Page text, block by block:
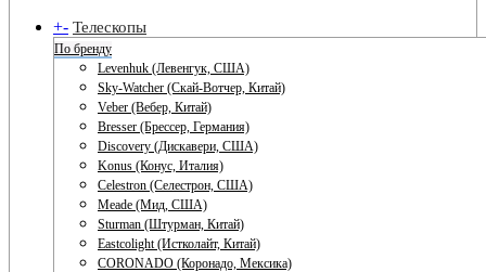
+- Телескопы
По бренду
Levenhuk (Левенгук, США)
Sky-Watcher (Скай-Вотчер, Китай)
Veber (Вебер, Китай)
Bresser (Брессер, Германия)
Discovery (Дискавери, США)
Konus (Конус, Италия)
Celestron (Селестрон, США)
Meade (Мид, США)
Sturman (Штурман, Китай)
Eastcolight (Истколайт, Китай)
CORONADO (Коронадо, Мексика)